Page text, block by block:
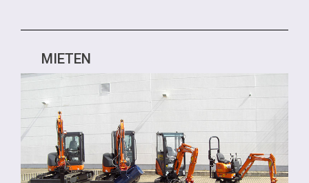
MIETEN